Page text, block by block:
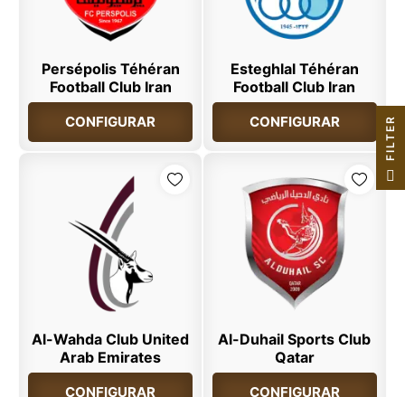
Persépolis Téhéran
Football Club Iran
CONFIGURAR
Esteghlal Téhéran
Football Club Iran
CONFIGURAR
Al-Wahda Club United
Arab Emirates
CONFIGURAR
Al-Duhail Sports Club
Qatar
CONFIGURAR
R